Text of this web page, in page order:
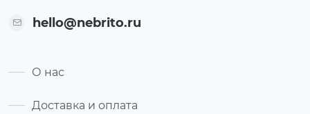
hello@nebrito.ru
О нас
Доставка и оплата